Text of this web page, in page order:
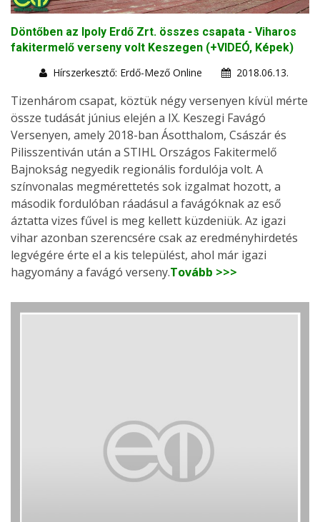
Döntőben az Ipoly Erdő Zrt. összes csapata - Viharos
fakitermelő verseny volt Keszegen (+VIDEÓ, Képek)
Hírszerkesztő: Erdő-Mező Online
2018.06.13.
Tizenhárom csapat, köztük négy versenyen kívül mérte
össze tudását június elején a IX. Keszegi Favágó
Versenyen, amely 2018-ban Ásotthalom, Császár és
Pilisszentiván után a STIHL Országos Fakitermelő
Bajnokság negyedik regionális fordulója volt. A
színvonalas megmérettetés sok izgalmat hozott, a
második fordulóban ráadásul a favágóknak az eső
áztatta vizes fűvel is meg kellett küzdeniük. Az igazi
vihar azonban szerencsére csak az eredményhirdetés
legvégére érte el a kis települést, ahol már igazi
hagyomány a favágó verseny.Tovább >>>